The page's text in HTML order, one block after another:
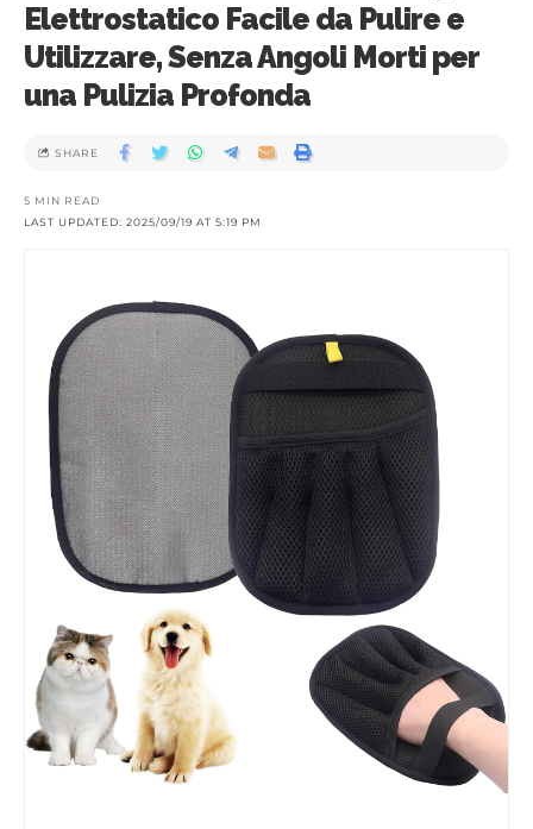
Elettrostatico Facile da Pulire e
Utilizzare, Senza Angoli Morti per
una Pulizia Profonda
LAST UPDATED: 2025/09/19 AT 5:19 PM
5 MIN READ
SHARE